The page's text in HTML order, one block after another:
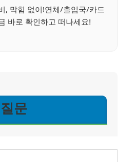
, 막힘 없이!연체/출입국/카드
바로 확인하고 떠나세요!
문